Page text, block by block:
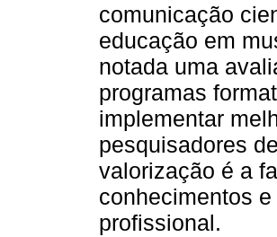
comunicação
educação em
notada uma
programas
implementar
pesquisadores
valorização é a
conhecimentos
profissional.